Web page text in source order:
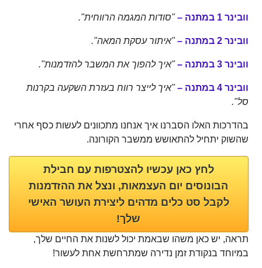
וובינר 1 במתנה – "סודות המגמה הרווחית".
וובינר 2 במתנה – "איתור עסקת המאה".
וובינר 3 במתנה – "איך להפוך את המשבר להזדמנות".
וובינר 4 במתנה –
"איך לייצר רווח בעזרת השקעה בקרנות
סל".
בהדרכות האלו הסברנו איך אנחנו מתכוונים לעשות כסף אחרי
שהשוק יתחיל להתאושש ממשבר הקורונה.
לחץ כאן עכשיו להצטרפות עם חבילת
הבונוסים יום העצמאות, ונצל את ההזדמנות
לקבל סט כלים מדהים ליצירת העושר האישי
שלך!
תראה, יש כאן משהו שבאמת יכול לשנות את החיים שלך,
במיוחד בנקודת זמן נדירה שמתרחשת אחת לעשור!